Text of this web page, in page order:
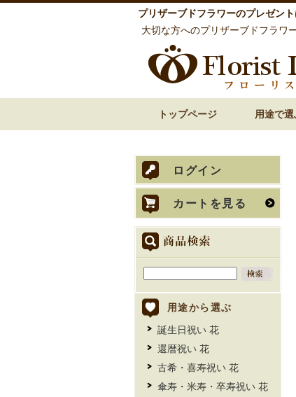
プリザーブドフラワーのプレゼン
大切な方へのプリザーブドフラワ
トップページ 用途で
ログイン
カートを見る
用途から選ぶ
誕生日祝い 花
還暦祝い 花
古希・喜寿祝い 花
傘寿・米寿・卒寿祝い 花